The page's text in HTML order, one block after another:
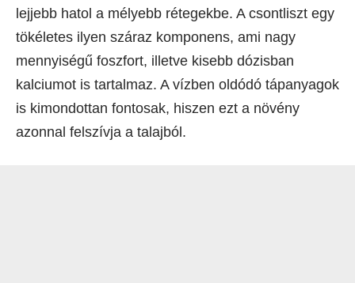
lejjebb hatol a mélyebb rétegekbe. A csontliszt egy
tökéletes ilyen száraz komponens, ami nagy
mennyiségű foszfort, illetve kisebb dózisban
kalciumot is tartalmaz. A vízben oldódó tápanyagok
is kimondottan fontosak, hiszen ezt a növény
azonnal felszívja a talajból.